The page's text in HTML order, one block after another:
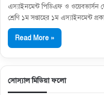
এস্যাইনমেন্ট পিডিএফ ও ওয়েবভার্সন
শ্রেণি ১ম সপ্তাহের ১ম এস্যাইনমেন্ট
Read More »
সোস্যাল মিডিয়া ফলো